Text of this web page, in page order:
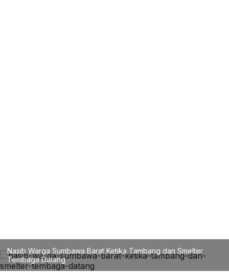
Nasib Warga Sumbawa Barat Ketika Tambang dan Smelter
Tembaga Datang